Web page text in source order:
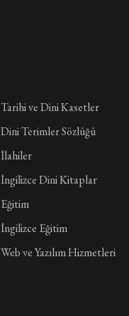
Tarihi ve Dini Kasetler
Dini Terimler Sözlüğü
İlahiler
İngilizce Dini Kitaplar
Eğitim
İngilizce Eğitim
Web ve Yazılım Hizmetleri